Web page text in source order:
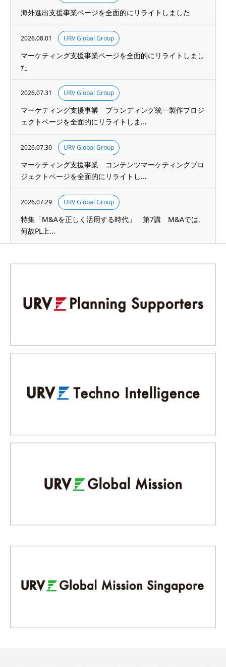
海外進出支援事業ページを全面的にリライトしました
2026.08.01 URV Global Group
マーケティング支援事業ページを全面的にリライトしまし
た
2026.07.31 URV Global Group
マーケティング支援事業 ブランディング統一製作プロジ
ェクトページを全面的にリライトしま...
2026.07.30 URV Global Group
マーケティング支援事業 コンテンツマーケティングプロ
ジェクトページを全面的にリライトし...
2026.07.29 URV Global Group
特集「M&Aを正しく活用する時代」 第7講 M&Aでは、
何故PL上...